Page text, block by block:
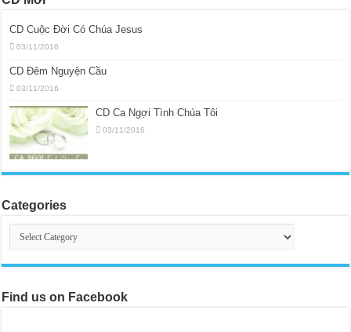
CD Cuộc Đời Có Chúa Jesus
03/11/2016
CD Đêm Nguyện Cầu
03/11/2016
CD Ca Ngợi Tình Chúa Tôi
03/11/2016
Categories
Categories
Find us on Facebook